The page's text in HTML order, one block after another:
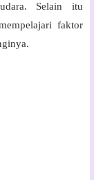
Selain itu
faktor